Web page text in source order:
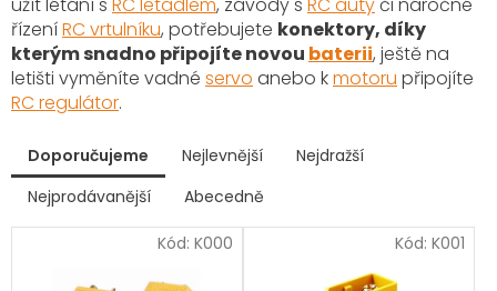
řízeníRC vrtulníku, potřebujete konektory, díky
kterým snadno připojíte novou baterii, ještě na
letišti vyměníte vadné servo anebo kmotoru připojíte
RC regulátor.
a
Doporučujeme Nejlevnější
Nejdražší
Nejprodávanější
Abecedně
ý
i
Kód: K000 Kód: K001